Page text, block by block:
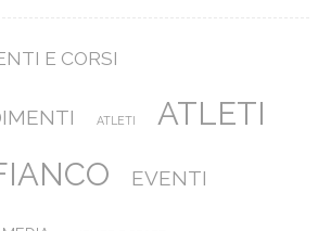
E CORSI
ATLETI
ATLETI
EVENTI